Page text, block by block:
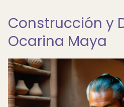
Construcción y
Ocarina Maya